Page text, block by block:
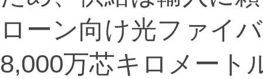
ローン向け光ファイ
8,000万芯キロメート